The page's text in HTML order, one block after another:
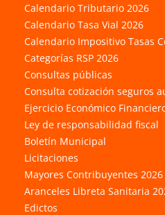
Calendario Tributario 2026
Calendario Tasa Vial 2026
Calendario Impositivo Tasas
Categorías RSP 2026
Consultas públicas
Consulta cotización seguros
Ejercicio Económico
Ley de responsabilidad fiscal
Boletín Municipal
Licitaciones
Mayores Contribuyentes 2026
Aranceles Libreta Sanitaria
Edictos